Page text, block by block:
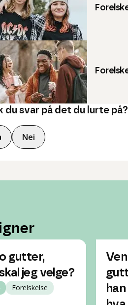
du svar på det du lurte på?
Nei
gutter,
jeg velge?
Forelskelse